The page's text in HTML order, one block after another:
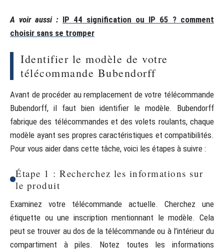
A voir aussi : IP 44 signification ou IP 65 ? comment
choisir sans se tromper
Identifier le modèle de votre
télécommande Bubendorff
Avant de procéder au remplacement de votre télécommande
Bubendorff, il faut bien identifier le modèle. Bubendorff
fabrique des télécommandes et des volets roulants, chaque
modèle ayant ses propres caractéristiques et compatibilités.
Pour vous aider dans cette tâche, voici les étapes à suivre :
Étape 1 : Recherchez les informations sur
le produit
Examinez votre télécommande actuelle. Cherchez une
étiquette ou une inscription mentionnant le modèle. Cela
peut se trouver au dos de la télécommande ou à l’intérieur du
compartiment à piles. Notez toutes les informations